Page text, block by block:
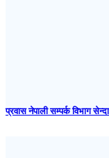
प्रवास नेपाली सम्पर्क विभाग